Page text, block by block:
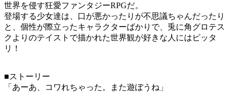
世界を侵す狂愛ファンタジーRPGだ。
登場する少女達は、口が悪かったりが不思議ちゃんだったり
と、個性が際立ったキャラクターばかりで、兎に角グロテス
クよりのテイストで描かれた世界観が好きな人にはピッタ
リ！
■ストーリー
「あーあ、コワれちゃった。また遊ぼうね」